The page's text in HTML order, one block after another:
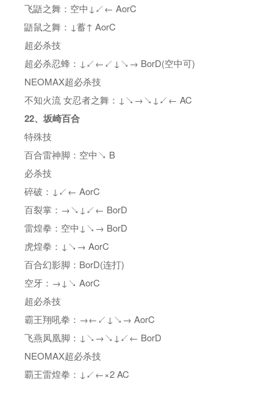
飞鼯之舞：空中↓↙← AorC
鼯鼠之舞：↓蓄↑ AorC
超必杀技
超必杀忍蜂：↓↙←↙↓↘→ BorD(空中可)
NEOMAX超必杀技
不知火流 女忍者之舞：↓↘→↘↓↙← AC
22、坂崎百合
特殊技
百合雷神脚：空中↘ B
必杀技
碎破：↓↙← AorC
百裂掌：→↘↓↙← BorD
雷煌拳：空中↓↘→ BorD
虎煌拳：↓↘→ AorC
百合幻影脚：BorD(连打)
空牙：→↓↘ AorC
超必杀技
霸王翔吼拳：→←↙↓↘→ AorC
飞燕凤凰脚：↓↘→↘↓↙← BorD
NEOMAX超必杀技
覇王雷煌拳：↓↙←×2 AC